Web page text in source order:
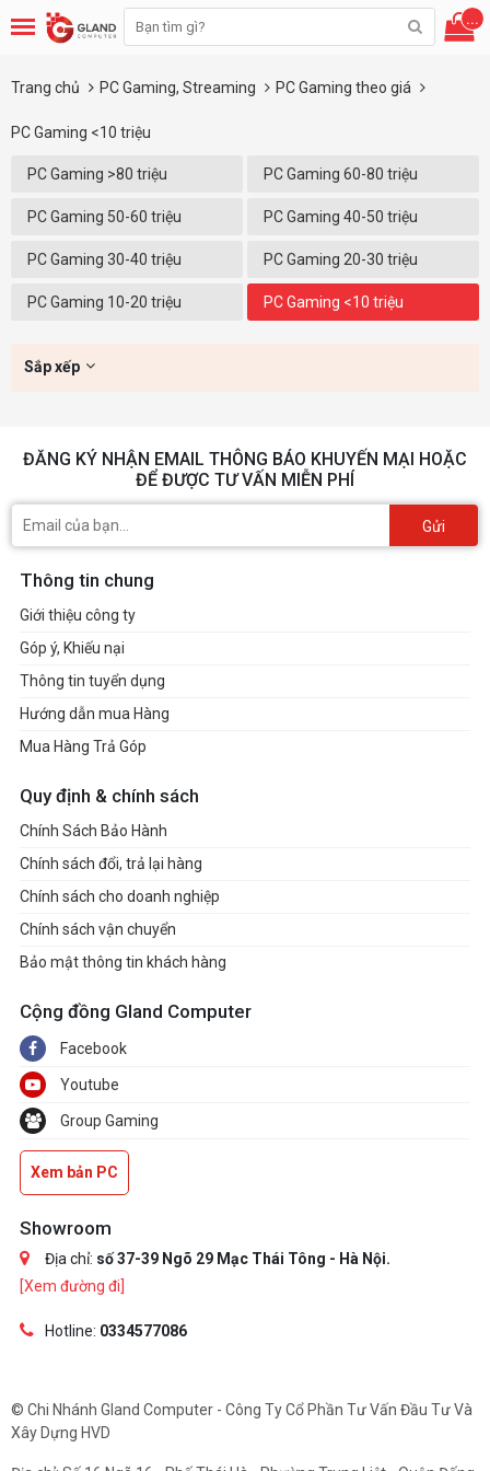
...
Trang chủ PC Gaming, Streaming PC Gaming theo giá
PC Gaming <10 triệu
PC Gaming >80 triệu PC Gaming 60-80 triệu
PC Gaming 50-60 triệu PC Gaming 40-50 triệu
PC Gaming 30-40 triệu PC Gaming 20-30 triệu
PC Gaming 10-20 triệu PC Gaming <10 triệu
Sắp xếp
ĐĂNG KÝ NHẬN EMAIL THÔNG BÁO KHUYẾN MẠI HOẶC
ĐỂ ĐƯỢC TƯ VẤN MIỄN PHÍ
Gửi
Thông tin chung
Giới thiệu công ty
Góp ý, Khiếu nại
Thông tin tuyển dụng
Hướng dẫn mua Hàng
Mua Hàng Trả Góp
Quy định & chính sách
Chính Sách Bảo Hành
Chính sách đổi, trả lại hàng
Chính sách cho doanh nghiệp
Chính sách vận chuyển
Bảo mật thông tin khách hàng
Cộng đồng Gland Computer
Facebook
Youtube
Group Gaming
Xem bản PC
Showroom
Địa chỉ: số 37-39 Ngõ 29 Mạc Thái Tông - Hà Nội.
[Xem đường đi]
Hotline: 0334577086
© Chi Nhánh Gland Computer - Công Ty Cổ Phần Tư Vấn Đầu Tư Và
Xây Dựng HVD